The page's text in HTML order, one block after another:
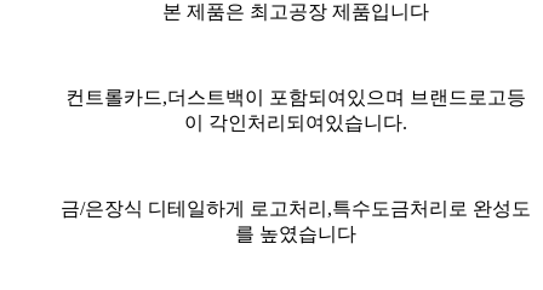
본 제품은 최고공장 제품입니다
컨트롤카드,더스트백이 포함되여있으며 브랜드로고등
이 각인처리되여있습니다.
금/은장식 디테일하게 로고처리,특수도금처리로 완성도
를 높였습니다